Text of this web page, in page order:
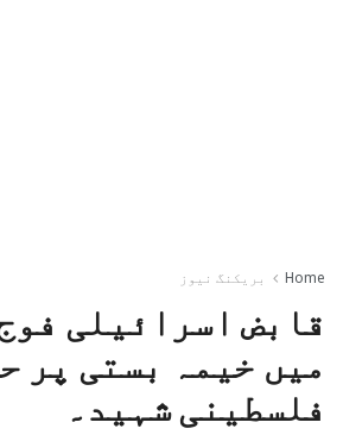
Home بریکنگ نیوز
قابض اسرائیلی
فلسطینی شہید۔